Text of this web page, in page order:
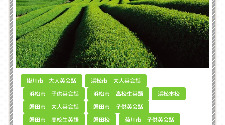
掛川市 大人英会話
浜松市 大人英会話
浜松市 子供英会話
浜松市 高校生英語 浜松本校
磐田市 大人英会話
磐田市 子供英会話
磐田市 高校生英語
磐田校 菊川市 子供英会話